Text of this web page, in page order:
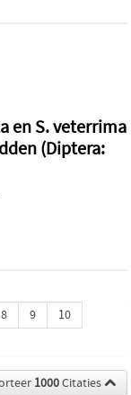
en S. veterrima
(Diptera:
8 9
10
1000Citaties